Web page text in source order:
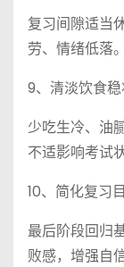
复习间隙适当
劳、情绪低落。
9、清淡饮食
少吃生冷、油
不适影响考试
10、简化复习
最后阶段回归
败感，增强自